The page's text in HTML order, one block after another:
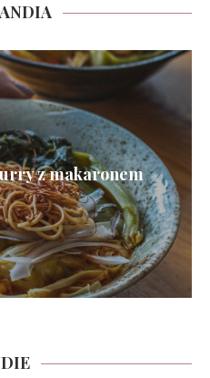
z makaronem